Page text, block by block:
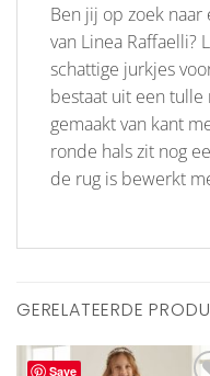
Ben jij op zoek
van Linea Raffaelli?
schattige jurkjes
bestaat uit een
gemaakt van kant
ronde hals zit nog
de rug is bewerkt
GERELATEERDE
Save